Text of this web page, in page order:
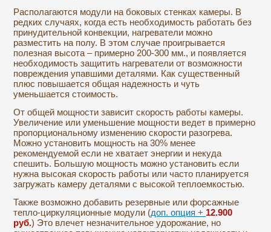
Располагаются модули на боковых стенках камеры. В
редких случаях, когда есть необходимость работать без
принудительной конвекции, нагреватели можно
разместить на полу. В этом случае проигрывается
полезная высота – примерно 200-300 мм., и появляется
необходимость защитить нагреватели от возможности
повреждения упавшими деталями. Как существенный
плюс повышается общая надежность и чуть
уменьшается стоимость.
От общей мощности зависит скорость работы камеры.
Увеличение или уменьшение мощности ведет в примерно
пропорциональному изменению скорости разогрева.
Можно установить мощность на 30% менее
рекомендуемой если не хватает энергии и некуда
спешить. Большую мощность можно установить если
нужна высокая скорость работы или часто планируется
загружать камеру деталями с высокой теплоемкостью.
Также возможно добавить резервные или форсажные
тепло-циркуляционные модули (доп. опция + 12.900
руб.) Это влечет незначительное удорожание, но